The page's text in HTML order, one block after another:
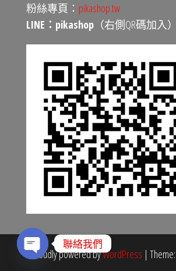
粉絲專頁： pikashop.tw
LINE：pikashop （右側QR碼加入）
Proudly powered byWordPress | Theme:
聯絡我們